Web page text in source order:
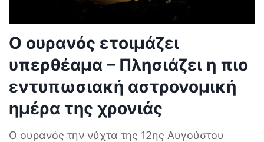
Ο ουρανός ετοιμάζει
υπερθέαμα – Πλησιάζει η πιο
εντυπωσιακή αστρονομική
ημέρα της χρονιάς
Ο ουρανός την νύχτα της 12ης Αυγούστου